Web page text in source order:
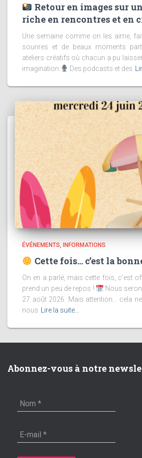
Retour en images sur
riche en rencontres et en
Une semaine comme on les aime,
sourires et de beaux moments
ateliers créatifs où chacun a pu
imagination.
Des podcasts et des
ÉVÉNEMENTS INFORMATIONS
Cette fois… c’est la
On en a parlé, mais cette fois, c’est
prend un peu de repos !
Nous
27 août 2026. Mais attention… cela
nous Lire la suite…
Abonnez-vous à notre